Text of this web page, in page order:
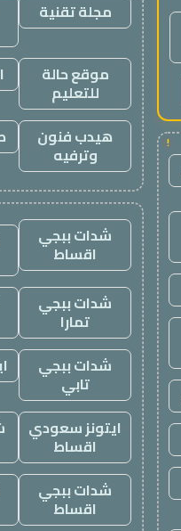
!
مجلة تقنية
موقع حالة
للتعليم
هيدب فنون
وترفيه
شدات ببجي
اقساط
شدات ببجي
تمارا
شدات ببجي
تابي
ايتونز سعودي
اقساط
شدات ببجي
اقساط